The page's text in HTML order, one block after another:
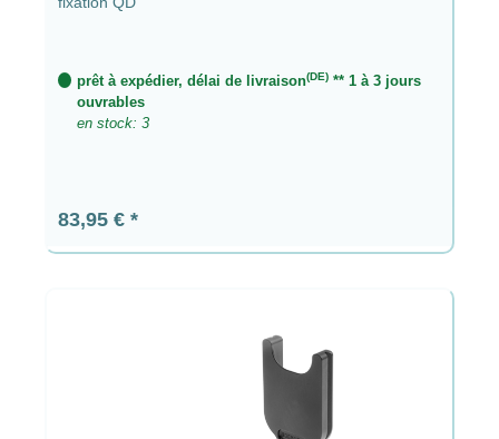
prêt à expédier, délai de livraison(DE) ** 1 à 3 jours
ouvrables
en stock: 3
Prix régulier :
83,95 €